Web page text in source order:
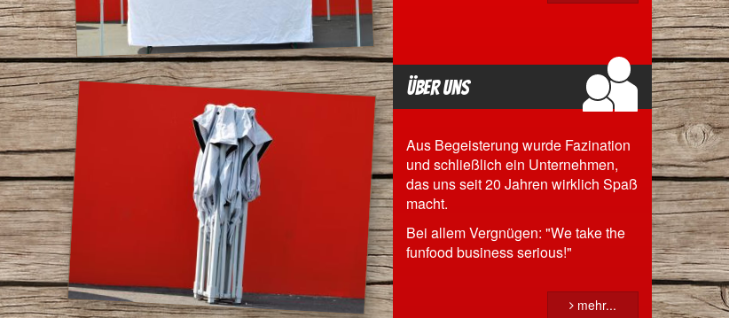
Über uns
Aus Begeisterung wurde Fazination
und schließlich ein Unternehmen,
das uns seit 20 Jahren wirklich Spaß
macht.
Bei allem Vergnügen: "We take the
funfood business serious!"
mehr...